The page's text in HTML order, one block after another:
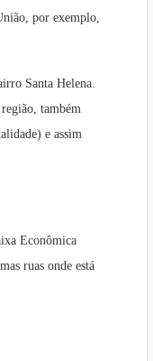
por exemplo,
Santa Helena.
também
e assim
Econômica
ruas onde está